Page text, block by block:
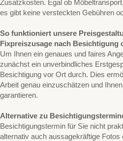
Zusatzkosten. Egal ob
es gibt keine versteckten Gebühren
So funktioniert unsere
Fixpreiszusage nach Besichtigung
Um Ihnen ein genaues und faires
zunächst ein unverbindliches
Besichtigung vor Ort durch. Dies
Arbeit genau einzuschätzen und
garantieren.
Alternative zu
Besichtigungstermin für Sie nicht
alternativ auch aussagekräftige